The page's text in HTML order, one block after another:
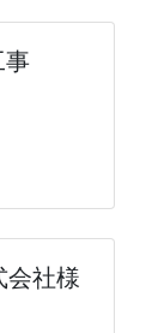
事
会社様